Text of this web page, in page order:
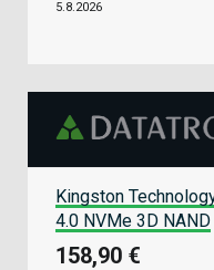
5.8.2026
Kingston
4.0 NVMe 3D NAND
158,90 €